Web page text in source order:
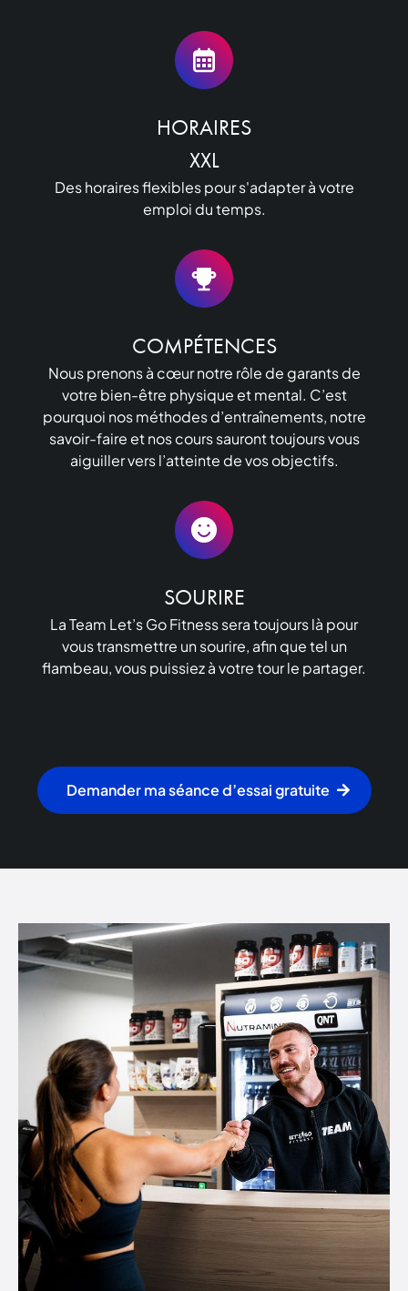
HORAIRES
XXL
Des horaires flexibles pour s'adapter à votre
emploi du temps.
COMPÉTENCES
Nous prenons à cœur notre rôle de garants de
votre bien-être physique et mental. C’est
pourquoi nos méthodes d’entraînements, notre
savoir-faire et nos cours sauront toujours vous
aiguiller vers l’atteinte de vos objectifs.
SOURIRE
La Team Let’s Go Fitness sera toujours là pour
vous transmettre un sourire, afin que tel un
flambeau, vous puissiez à votre tour le partager.
Demander ma séance d’essai gratuite